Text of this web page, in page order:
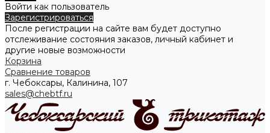
Войти как пользователь
Зарегистрироваться
После регистрации на сайте вам будет доступно
отслеживание состояния заказов, личный кабинет и
другие новые возможности
Корзина
Сравнение товаров
г. Чебоксары, Калинина, 107
sales@chebtf.ru